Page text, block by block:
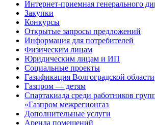
Интернет-приемная генерального
Закупки
Конкурсы
Открытые запросы предложений
Информация для потребителей
Физическим лицам
Юридическим лицам и ИП
Социальные проекты
Газификация Волгоградской области
Газпром — детям
Спартакиада среди работников
«Газпром межрегионгаз
Дополнительные услуги
Аренда помещений